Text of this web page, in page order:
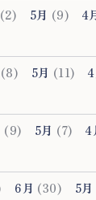
(2) 5月 (9) 4
(8) 5月 (11)
(9) 5月 (7) 4
6月 (30) 5月